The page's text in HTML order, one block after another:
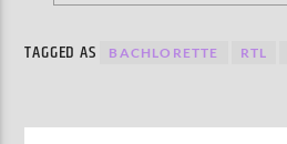
TAGGED AS BACHLORETTE RTL